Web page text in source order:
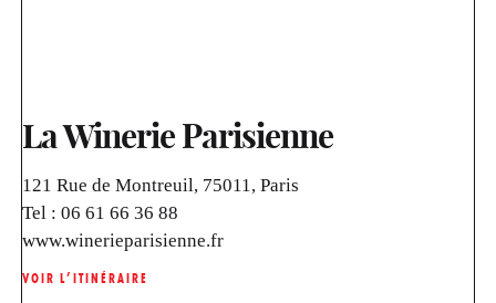
La Winerie Parisienne
121 Rue de Montreuil, 75011, Paris
Tel : 06 61 66 36 88
www.winerieparisienne.fr
VOIR L’ITINÉRAIRE